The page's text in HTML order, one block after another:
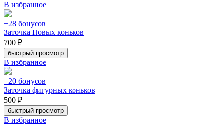
В избранное
+28 бонусов
Заточка Новых коньков
700 ₽
быстрый просмотр
В избранное
+20 бонусов
Заточка фигурных коньков
500 ₽
быстрый просмотр
В избранное